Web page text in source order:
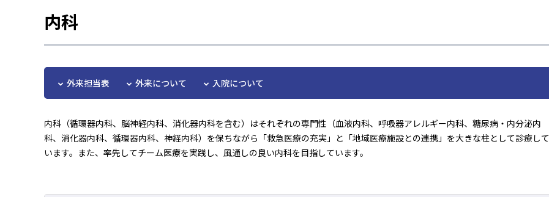
内科
外来担当表 外来について 入院について
内科（循環器内科、脳神経内科、消化器内科を含む）はそれぞれの専門性（血液内科、呼吸器アレルギー内科、糖尿病・内分泌内
科、消化器内科、循環器内科、神経内科）を保ちながら「救急医療の充実」と「地域医療施設との連携」を大きな柱として診療して
います。また、率先してチーム医療を実践し、風通しの良い内科を目指しています。